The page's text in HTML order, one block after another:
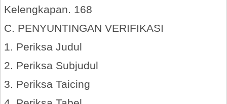
Kelengkapan. 168
C. PENYUNTINGAN VERIFIKASI
1. Periksa Judul
2. Periksa Subjudul
3. Periksa Taicing